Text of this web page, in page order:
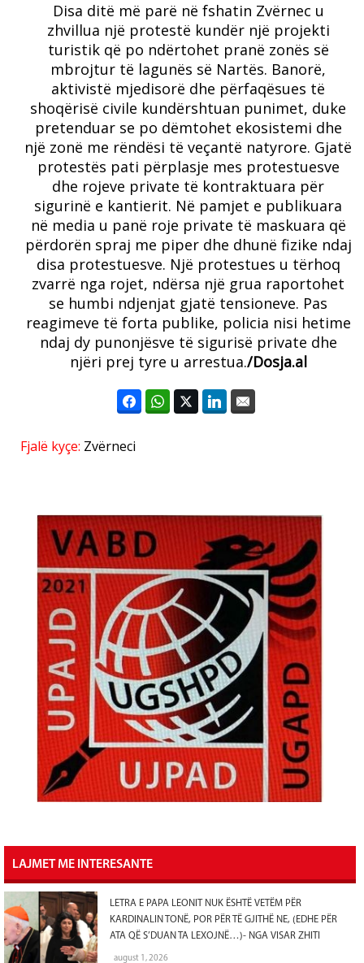
Disa ditë më parë në fshatin Zvërnec u
zhvillua një protestë kundër një projekti
turistik që po ndërtohet pranë zonës së
mbrojtur të lagunës së Nartës. Banorë,
aktivistë mjedisorë dhe përfaqësues të
shoqërisë civile kundërshtuan punimet, duke
pretenduar se po dëmtohet ekosistemi dhe
një zonë me rëndësi të veçantë natyrore. Gjatë
protestës pati përplasje mes protestuesve
dhe rojeve private të kontraktuara për
sigurinë e kantierit. Në pamjet e publikuara
në media u panë roje private të maskuara që
përdorën spraj me piper dhe dhunë fizike ndaj
disa protestuesve. Një protestues u tërhoq
zvarrë nga rojet, ndërsa një grua raportohet
se humbi ndjenjat gjatë tensioneve. Pas
reagimeve të forta publike, policia nisi hetime
ndaj dy punonjësve të sigurisë private dhe
njëri prej tyre u arrestua./Dosja.al
Fjalë kyçe: Zvërneci
LAJMET ME INTERESANTE
LETRA E PAPA LEONIT NUK ËSHTË VETËM PËR
KARDINALIN TONË, POR PËR TË GJITHË NE, (EDHE PËR
ATA QË S’DUAN TA LEXOJNË…)- NGA VISAR ZHITI
august 1, 2026